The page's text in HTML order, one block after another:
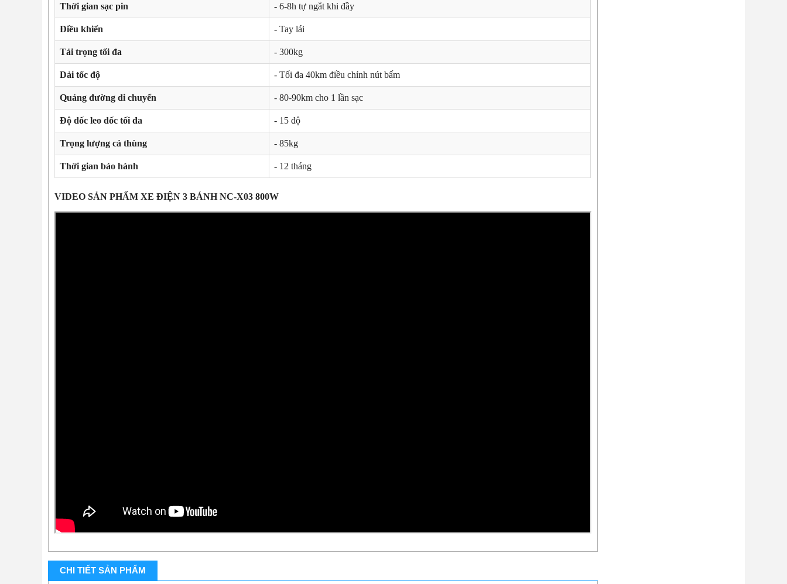
Thời gian sạc pin - 6-8h tự ngắt khi đầy
Điều khiển - Tay lái
Tải trọng tối đa - 300kg
Dải tốc độ - Tối đa 40km điều chỉnh nút bấm
Quảng đường di chuyển - 80-90km cho 1 lần sạc
Độ dốc leo dốc tối đa - 15 độ
Trọng lượng cả thùng - 85kg
Thời gian bảo hành - 12 tháng
VIDEO SẢN PHẨM XE ĐIỆN 3 BÁNH NC-X03 800W
CHI TIẾT SẢN PHẨM